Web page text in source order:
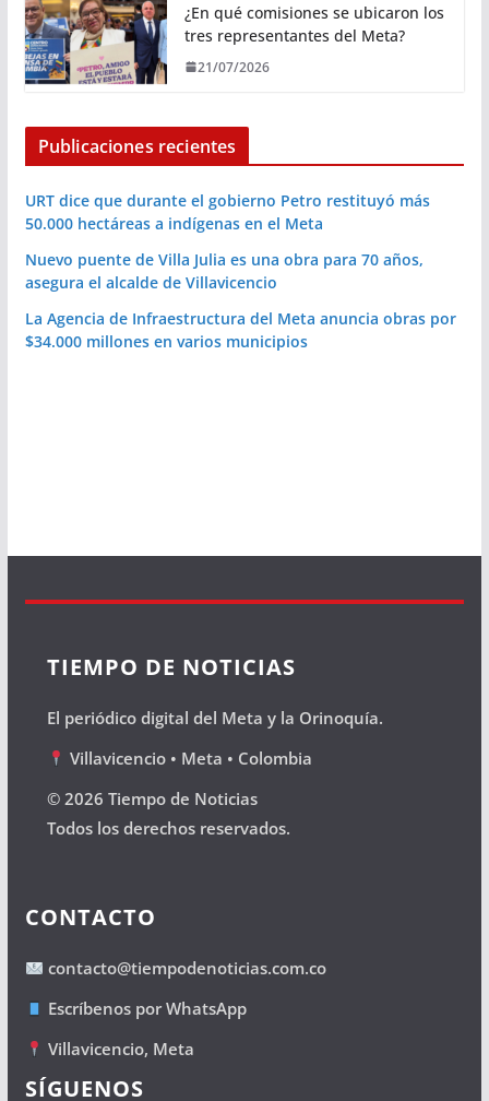
¿En qué comisiones se ubicaron los
tres representantes del Meta?
21/07/2026
Publicaciones recientes
URT dice que durante el gobierno Petro restituyó más
50.000 hectáreas a indígenas en el Meta
Nuevo puente de Villa Julia es una obra para 70 años,
asegura el alcalde de Villavicencio
La Agencia de Infraestructura del Meta anuncia obras por
$34.000 millones en varios municipios
TIEMPO DE NOTICIAS
El periódico digital del Meta y la Orinoquía.
Villavicencio • Meta • Colombia
© 2026 Tiempo de Noticias
Todos los derechos reservados.
CONTACTO
contacto@tiempodenoticias.com.co
Escríbenos por WhatsApp
Villavicencio, Meta
SÍGUENOS